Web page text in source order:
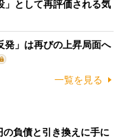
」として再評価される気
発」は再びの上昇局面へ
一覧を見る
の負債と引き換えに手に